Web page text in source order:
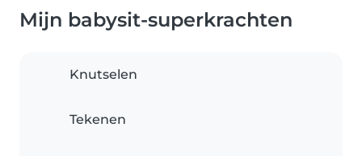
Mijn babysit-superkrachten
Knutselen
Tekenen